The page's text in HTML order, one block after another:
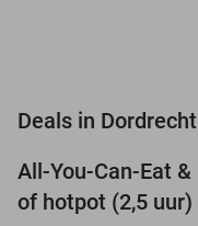
Deals in Dordrecht
TODAY
All-You-Can-Eat
of hotpot (2,5